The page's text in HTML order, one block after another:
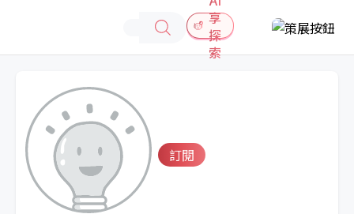
享
探
索
訂閱